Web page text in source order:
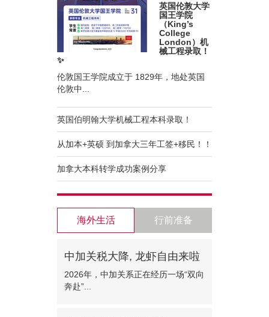
英国伦敦大学
国王学院
（King’s
College
London）机
械工程录取！
✨
伦敦国王学院成立于 1829年，地处英国
伦敦中...
英国伯明翰大学机械工程本科录取！
从加本+英硕 到加拿大三年工签+移民！！
加拿大本科转学成功案例分享
海外生活 行前准备
中加关税大降, 龙虾自由来啦
2026年，中加关系正在经历一场“双向
奔赴”...